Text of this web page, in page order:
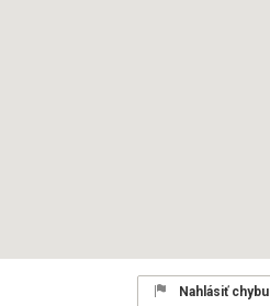
Nahlásiť chybu